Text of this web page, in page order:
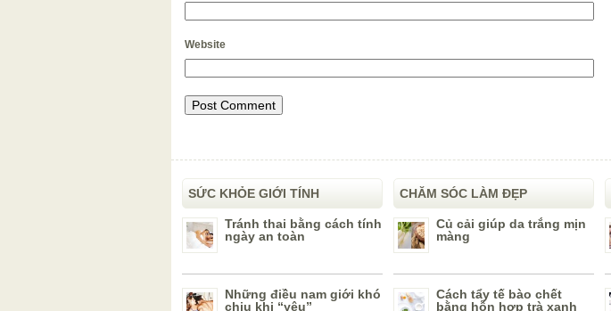
Website
SỨC KHỎE GIỚI TÍNH
Tránh thai bằng cách tính
ngày an toàn
Những điều nam giới khó
chịu khi “yêu”
CHĂM SÓC LÀM ĐẸP
Củ cải giúp da trắng mịn
màng
Cách tẩy tế bào chết
bằng hỗn hợp trà xanh